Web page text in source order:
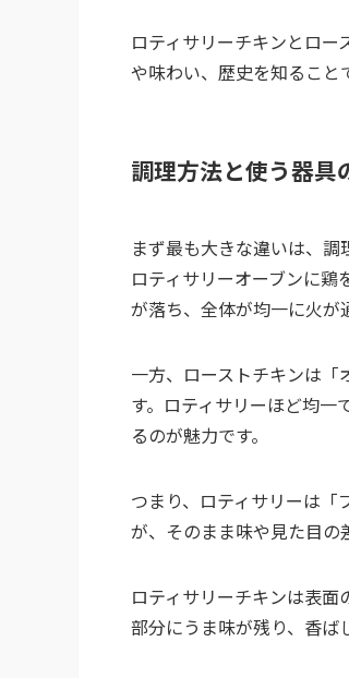
ロティサリーチキンとロ
や味わい、歴史を知ること
調理方法と使う器具
まず最も大きな違いは、
ロティサリーオーブンに
が落ち、全体が均一に火が
一方、ローストチキンは「
す。ロティサリーほど均
るのが魅力です。
つまり、ロティサリーは「
が、そのまま味や見た目の
ロティサリーチキンは表
部分にうま味が残り、香ば